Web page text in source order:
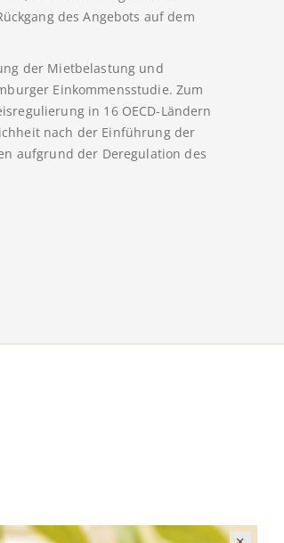
des Angebots auf dem
der Mietbelastung und
Einkommensstudie. Zum
in 16 OECD-Ländern
nach der Einführung der
aufgrund der Deregulation des